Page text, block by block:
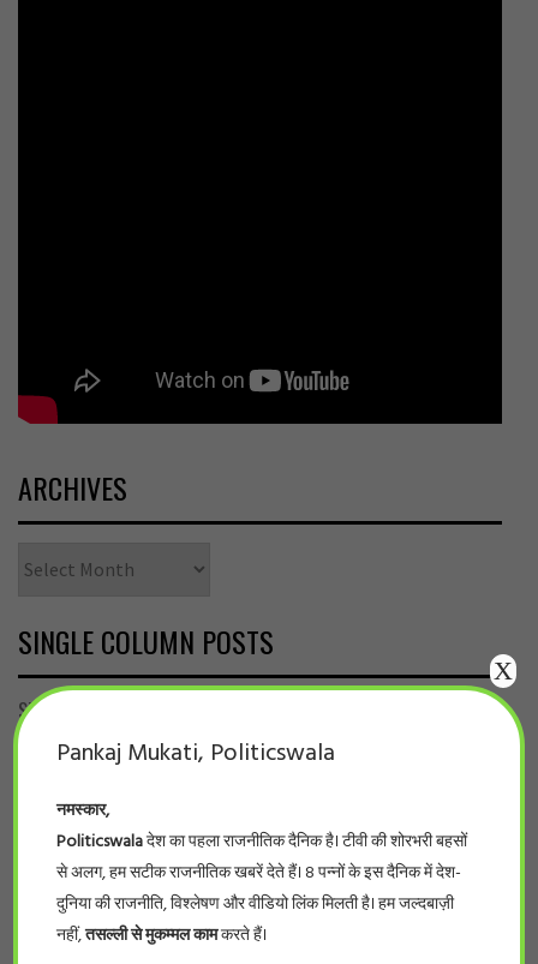
ARCHIVES
SINGLE COLUMN POSTS
Single Column Posts Subtitle
बांड के जरिये वसूले तीन सौ करोड़
BY POLITICSWALA SEPTEMBER 28, 2024
पॉलिटिक्सवाला रिपोर्ट बेंगलुरु। कर्नाटक से एक
बड़ी खबर हैं। शुक्रवार को मुख्यमंत्री सिद्धारमैया पर
एफआईआर दर्ज हुई। शुक्रवार को ही...
Pankaj Mukati, Politicswala
नमस्कार,
Politicswalaदेश का पहला राजनीतिक दैनिक है। टीवी की शोरभरी बहसों
से अलग, हम सटीक राजनीतिक खबरें देते हैं। 8 पन्नों के इस दैनिक में देश-
दुनिया की राजनीति, विश्लेषण और वीडियो लिंक मिलती है। हम जल्दबाज़ी
नहीं,तसल्ली से मुकम्मल कामकरते हैं।
X